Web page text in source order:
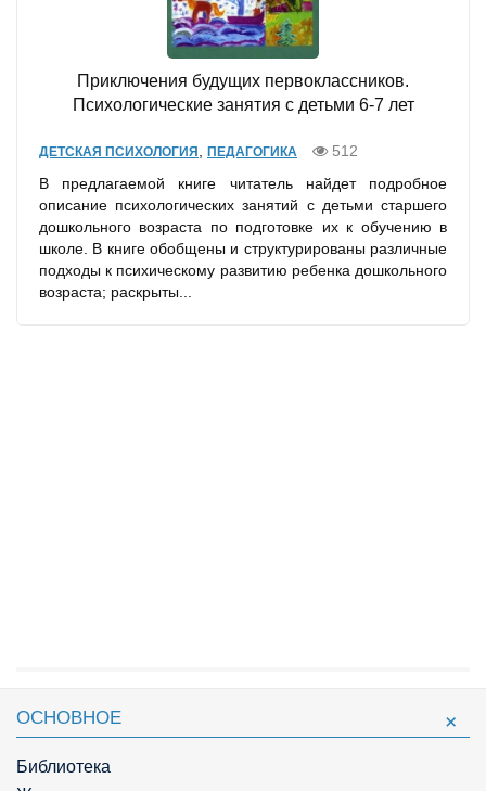
Приключения будущих первоклассников.
Психологические занятия с детьми 6-7 лет
ДЕТСКАЯ ПСИХОЛОГИЯ ПЕДАГОГИКА
512
В предлагаемой книге читатель найдет подробное
описание психологических занятий с детьми старшего
дошкольного возраста по подготовке их к обучению в
школе. В книге обобщены и структурированы различные
подходы к психическому развитию ребенка дошкольного
возраста; раскрыты...
ОСНОВНОЕ
Библиотека